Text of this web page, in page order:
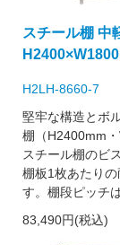
スチール棚 中
H2LH-8660-7
堅牢な構造とボ
棚（H2400mm
スチール棚のビ
棚板1枚あたり
す。棚段ピッチ
83,490円(税込)